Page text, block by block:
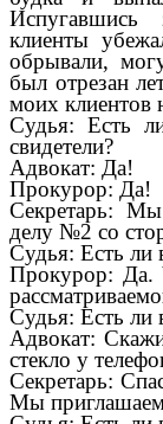
Испугавшись
клиенты
обрывали,
был отрезан
моих клиентов
Судья: Есть
свидетели?
Адвокат: Да!
Прокурор: Да!
Секретарь: Мы
делу №2 со
Судья: Есть ли
Прокурор: Да.
Судья: Есть ли
Адвокат:
стекло у
Секретарь:
Мы приглашаем